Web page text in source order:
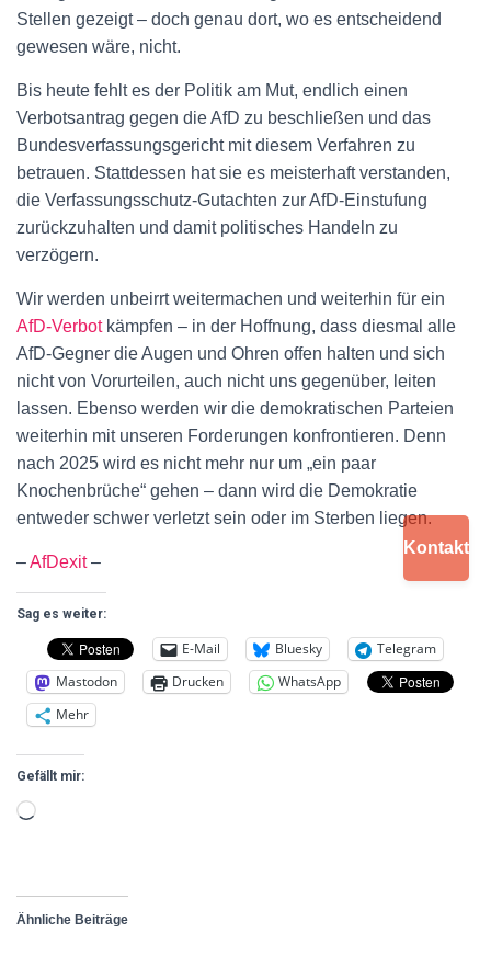
Stellen gezeigt – doch genau dort, wo es entscheidend
gewesen wäre, nicht.
Bis heute fehlt es der Politik am Mut, endlich einen
Verbotsantrag gegen die AfD zu beschließen und das
Bundesverfassungsgericht mit diesem Verfahren zu
betrauen. Stattdessen hat sie es meisterhaft verstanden,
die Verfassungsschutz-Gutachten zur AfD-Einstufung
zurückzuhalten und damit politisches Handeln zu
verzögern.
Wir werden unbeirrt weitermachen und weiterhin für ein
AfD-Verbotkämpfen – in der Hoffnung, dass diesmal alle
AfD-Gegner die Augen und Ohren offen halten und sich
nicht von Vorurteilen, auch nicht uns gegenüber, leiten
lassen. Ebenso werden wir die demokratischen Parteien
weiterhin mit unseren Forderungen konfrontieren. Denn
nach 2025 wird es nicht mehr nur um „ein paar
Knochenbrüche“ gehen – dann wird die Demokratie
entweder schwer verletzt sein oder im Sterben liegen.
–AfDexit–
Sag es weiter:
E-Mail Bluesky
Telegram
Mastodon
Drucken
WhatsApp
Mehr
Gefällt mir:
Ähnliche Beiträge
Kontakt